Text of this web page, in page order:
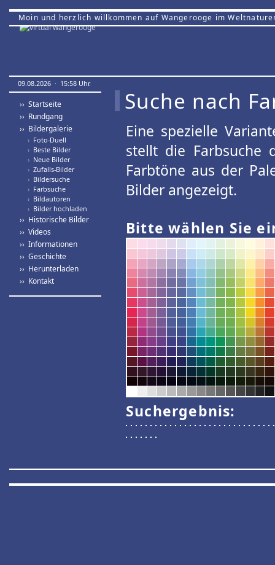
Moin und herzlich willkommen auf Wangerooge im
09.08.2026 · 15:58 Uhr.
›› Startseite
›› Rundgang
›› Bildergalerie
› Foto-Duell
› Beste Bilder
› Neue Bilder
› Zufalls-Bilder
› Bildersuche
› Farbsuche
› Bildautoren
› Bilder hochladen
›› Historische Bilder
›› Videos
›› Informationen
›› Geschichte
›› Herunterladen
›› Kontakt
Suche nach
Eine spezielle
stellt die Farbsuche
Farbtöne aus der
Bilder angezeigt.
Bitte wählen Sie
Suchergebnis: